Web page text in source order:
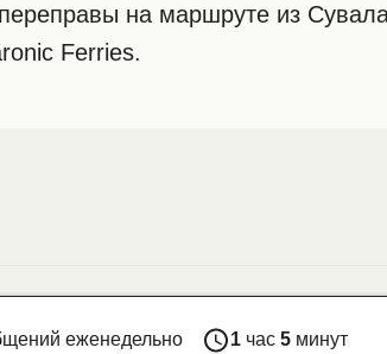
на маршруте из
Ferries.
еженедельно 1 час5 минут